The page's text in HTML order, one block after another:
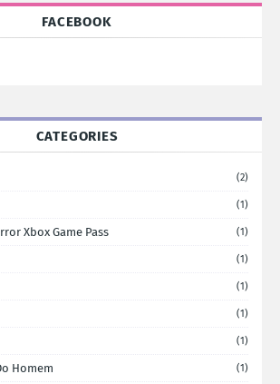
FACEBOOK
CATEGORIES
(2)
(1)
Xbox Game Pass (1)
(1)
(1)
(1)
(1)
Homem (1)